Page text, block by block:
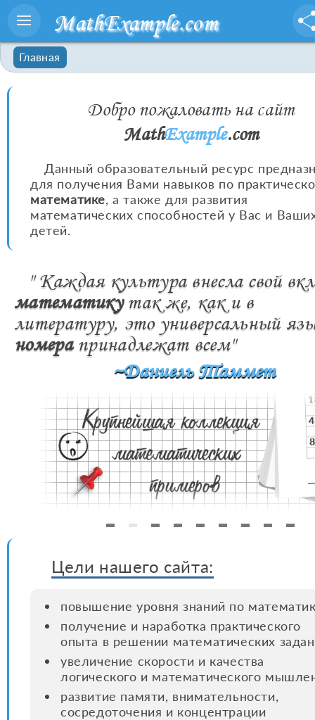
MathExample.com
Главная
Добро пожаловать на сайт
MathExample.com
Данный образовательный ресурс
для получения Вами навыков по
математике, а также для развития
математических способностей у Вас и
детей.
" Каждая культура внесла свой
математикутак же, как и в
литературу, это универсальный
номерапринадлежат всем"
~Даниель Таммет
Цели нашего сайта:
повышение уровня знаний по
получение и наработка практического
опыта в решении математических
увеличение скорости и качества
логического и математического
развитие памяти, внимательности,
сосредоточения и концентрации